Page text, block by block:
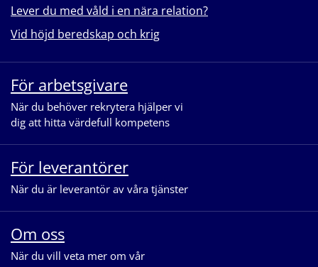
Lever du med våld i en nära relation?
Vid höjd beredskap och krig
För arbetsgivare
När du behöver rekrytera hjälper vi
dig att hitta värdefull kompetens
För leverantörer
När du är leverantör av våra tjänster
Om oss
När du vill veta mer om vår